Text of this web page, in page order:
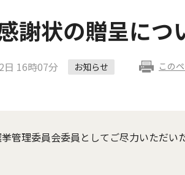
謝状の贈呈につ
日 16時07分 お知らせ この
管理委員会委員としてご尽力いただ